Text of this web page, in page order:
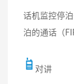
话机监控停
泊的通话（
对讲